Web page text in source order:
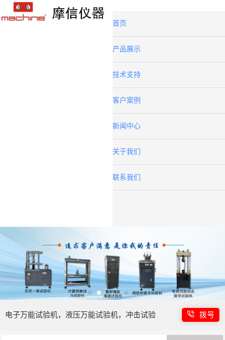
首页
产品展示
技术支持
客户案例
新闻中心
关于我们
联系我们
电子万能试验机，液压万能试验机，冲击试验 拨号